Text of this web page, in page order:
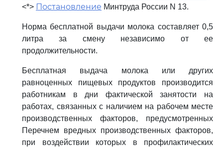
<*> Постановление Минтруда России N 13.
Норма бесплатной выдачи молока составляет 0,5
литра за смену независимо от ее
продолжительности.
Бесплатная выдача молока или других
равноценных пищевых продуктов производится
работникам в дни фактической занятости на
работах, связанных с наличием на рабочем месте
производственных факторов, предусмотренных
Перечнем вредных производственных факторов,
при воздействии которых в профилактических